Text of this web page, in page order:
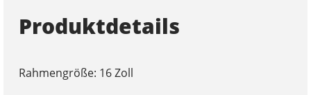
Produktdetails
Rahmengröße: 16 Zoll